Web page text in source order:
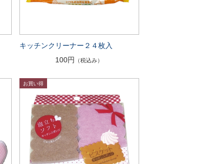
キッチンクリーナー２４枚入
100円
（税込み）